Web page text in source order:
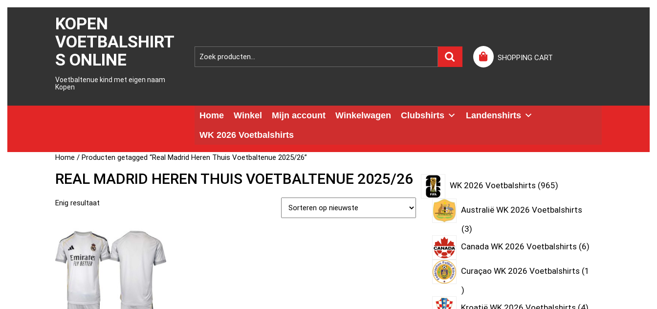
KOPEN
VOETBALSHIRT
S ONLINE
Voetbaltenue kind met eigen naam
Kopen
SHOPPING CART
Home Winkel Mijn account Winkelwagen Clubshirts
Landenshirts
WK 2026 Voetbalshirts
Home / Producten getagged “Real Madrid Heren Thuis Voetbaltenue 2025/26”
REAL MADRID HEREN THUIS VOETBALTENUE 2025/26
Enig resultaat
WK 2026 Voetbalshirts 965
Australië WK 2026 Voetbalshirts
3
Canada WK 2026 Voetbalshirts 6
Curaçao WK 2026 Voetbalshirts 1